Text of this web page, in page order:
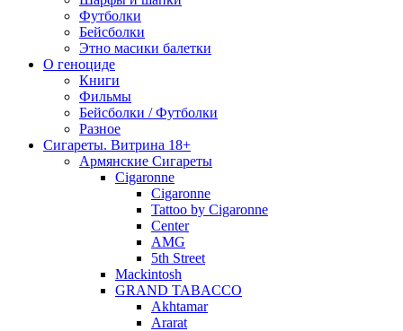
Футболки
Бейсболки
Этно масики балетки
О геноциде
Книги
Фильмы
Бейсболки / Футболки
Разное
Сигареты. Витрина 18+
Армянские Сигареты
Cigaronne
Cigaronne
Tattoo by Cigaronne
Center
AMG
5th Street
Mackintosh
GRAND TABACCO
Akhtamar
Ararat